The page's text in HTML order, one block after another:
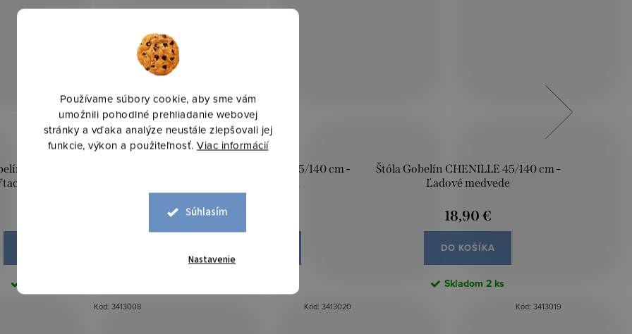
Používame súbory cookie, aby sme vám
umožnili pohodlné prehliadanie webovej
stránky a vďaka analýze neustále zlepšovali jej
funkcie, výkon a použiteľnosť. Viac informácií
Súhlasím
Nastavenie
CHENILLE 45/140 cm -
- Vianoce 008
Kód: 3413008
Štóla Gobelín CHENILLE 45/140 cm -
Červený domček
Kód: 3413020
Štóla Gobelín CHENILLE 45/140 cm -
Ľadové medvede
18,90 €
DO KOŠÍKA
Skladom 2 ks
Kód: 3413019